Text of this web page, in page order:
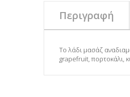
Περιγραφή
Το λάδι μασάζ
grapefruit, πορτοκάλι,